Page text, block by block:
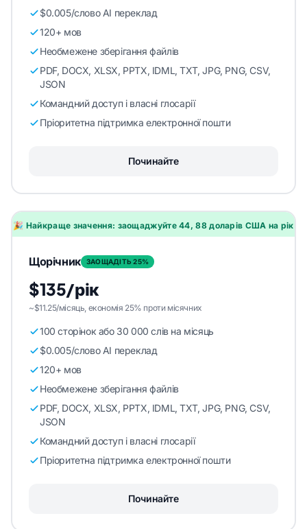
$0.005/слово AI переклад
120+ мов
Необмежене зберігання файлів
PDF, DOCX, XLSX, PPTX, IDML, TXT, JPG, PNG, CSV,
JSON
Командний доступ і власні глосарії
Пріоритетна підтримка електронної пошти
Починайте
🎉 Найкраще значення: заощаджуйте 44, 88 доларів США на рік
Щорічник ЗАОЩАДІТЬ 25%
$135/рік
~$11.25/місяць, економія 25% проти місячних
100 сторінок або 30 000 слів на місяць
$0.005/слово AI переклад
120+ мов
Необмежене зберігання файлів
PDF, DOCX, XLSX, PPTX, IDML, TXT, JPG, PNG, CSV,
JSON
Командний доступ і власні глосарії
Пріоритетна підтримка електронної пошти
Починайте